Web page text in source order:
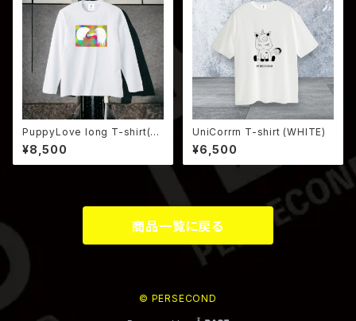
PuppyLove long T-shirt(W
HITE)
¥8,500
UniCorrrn T-shirt (WHITE)
¥6,500
商品一覧に戻る
© PERSECOND